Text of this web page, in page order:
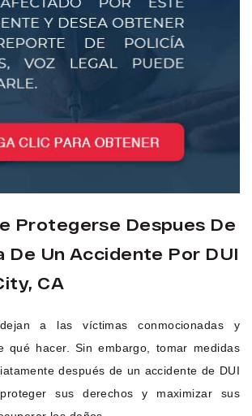
Protegerse Despues De
De Un Accidente Por DUI
CA
a las víctimas conmocionadas y
qué hacer. Sin embargo, tomar medidas
después de un accidente de DUI
sus derechos y maximizar sus